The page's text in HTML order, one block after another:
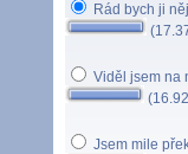
Rád bych ji
Viděl jsem na
Jsem mile